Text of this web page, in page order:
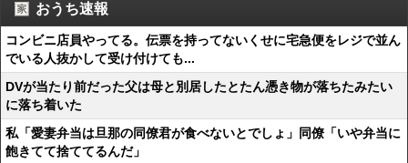
おうち速報
コンビニ店員やってる。伝票を持ってないくせに宅急便をレジで並ん
でいる人抜かして受け付けても...
DVが当たり前だった父は母と別居したとたん憑き物が落ちたみたい
に落ち着いた
私「愛妻弁当は旦那の同僚君が食べないとでしょ」同僚「いや弁当に
飽きてて捨ててるんだ」